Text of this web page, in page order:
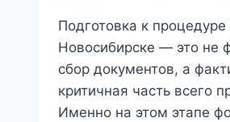
Подготовка к процедуре
Новосибирске — это не
сбор документов, а
критичная часть всего
Именно на этом этапе